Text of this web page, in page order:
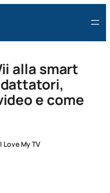
alla smart
e come
I Love My TV